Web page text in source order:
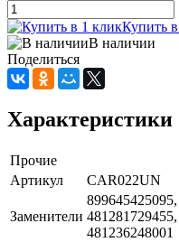
Купить
В наличии
Поделиться
Характеристики
Прочие
Артикул
CAR022UN
Заменители
481236248001